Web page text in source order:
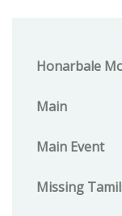
Honarbale
Main
Main Event
Missing